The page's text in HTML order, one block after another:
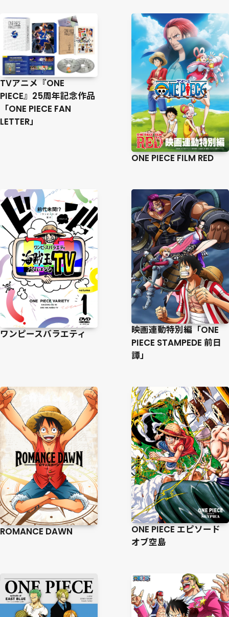
TVアニメ『ONE
PIECE』25周年記念作品
「ONE PIECE FAN
LETTER」
ONE PIECE FILM RED
ワンピースバラエティ
映画連動特別編「ONE
PIECE STAMPEDE 前日
譚」
ROMANCE DAWN
ONE PIECE エピソード
オブ空島